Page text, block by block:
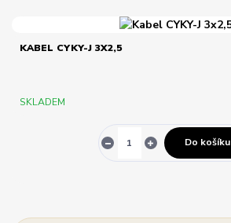
KABEL CYKY-J 3X2,5
SKLADEM
Do košíku